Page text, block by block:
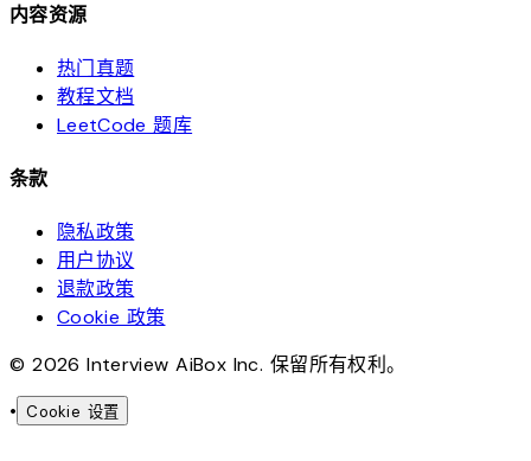
内容资源
热门真题
教程文档
LeetCode 题库
条款
隐私政策
用户协议
退款政策
Cookie 政策
© 2026 Interview AiBox Inc. 保留所有权利。
• Cookie 设置